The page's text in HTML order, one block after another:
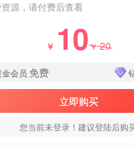
源，请付费后查看
￥ 10￥20
金会员 免费
立即购买
您当前未登录！建议登陆后购